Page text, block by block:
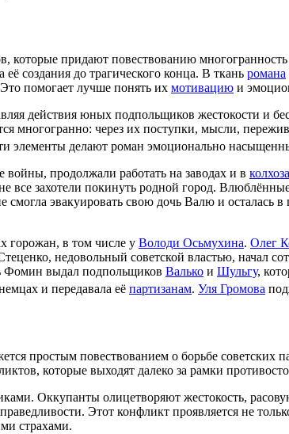
которые придают повествованию
создания до трагического конца. В ткань романа
помогает лучше понять их мотивацию и
действия юных подпольщиков жестокости и
многогранно: через их поступки, мысли,
элементы делают роман эмоционально
войны, продолжали работать на заводах и в
все захотели покинуть родной город.
эвакуировать свою дочь Валю и осталась в
горожан, в том числе у Володи Осьмухина. Олег
недовольный советской властью, начал
Фомин выдал подпольщиков Валько и Шульгу,
и передавала её партизанам. Уля Громова
простым повествованием о борьбе
которые выходят далеко за рамки
Оккупанты олицетворяют жестокость,
Этот конфликт проявляется не
страхами.